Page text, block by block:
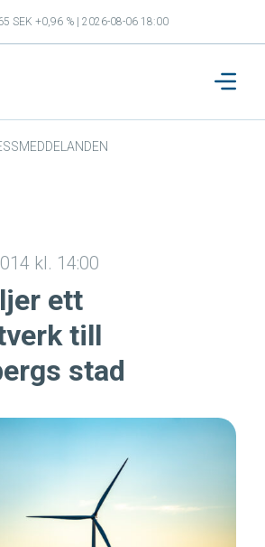
SEK +0,96 % | 2026-08-06 18:00
kl. 14:00
ett
till
stad